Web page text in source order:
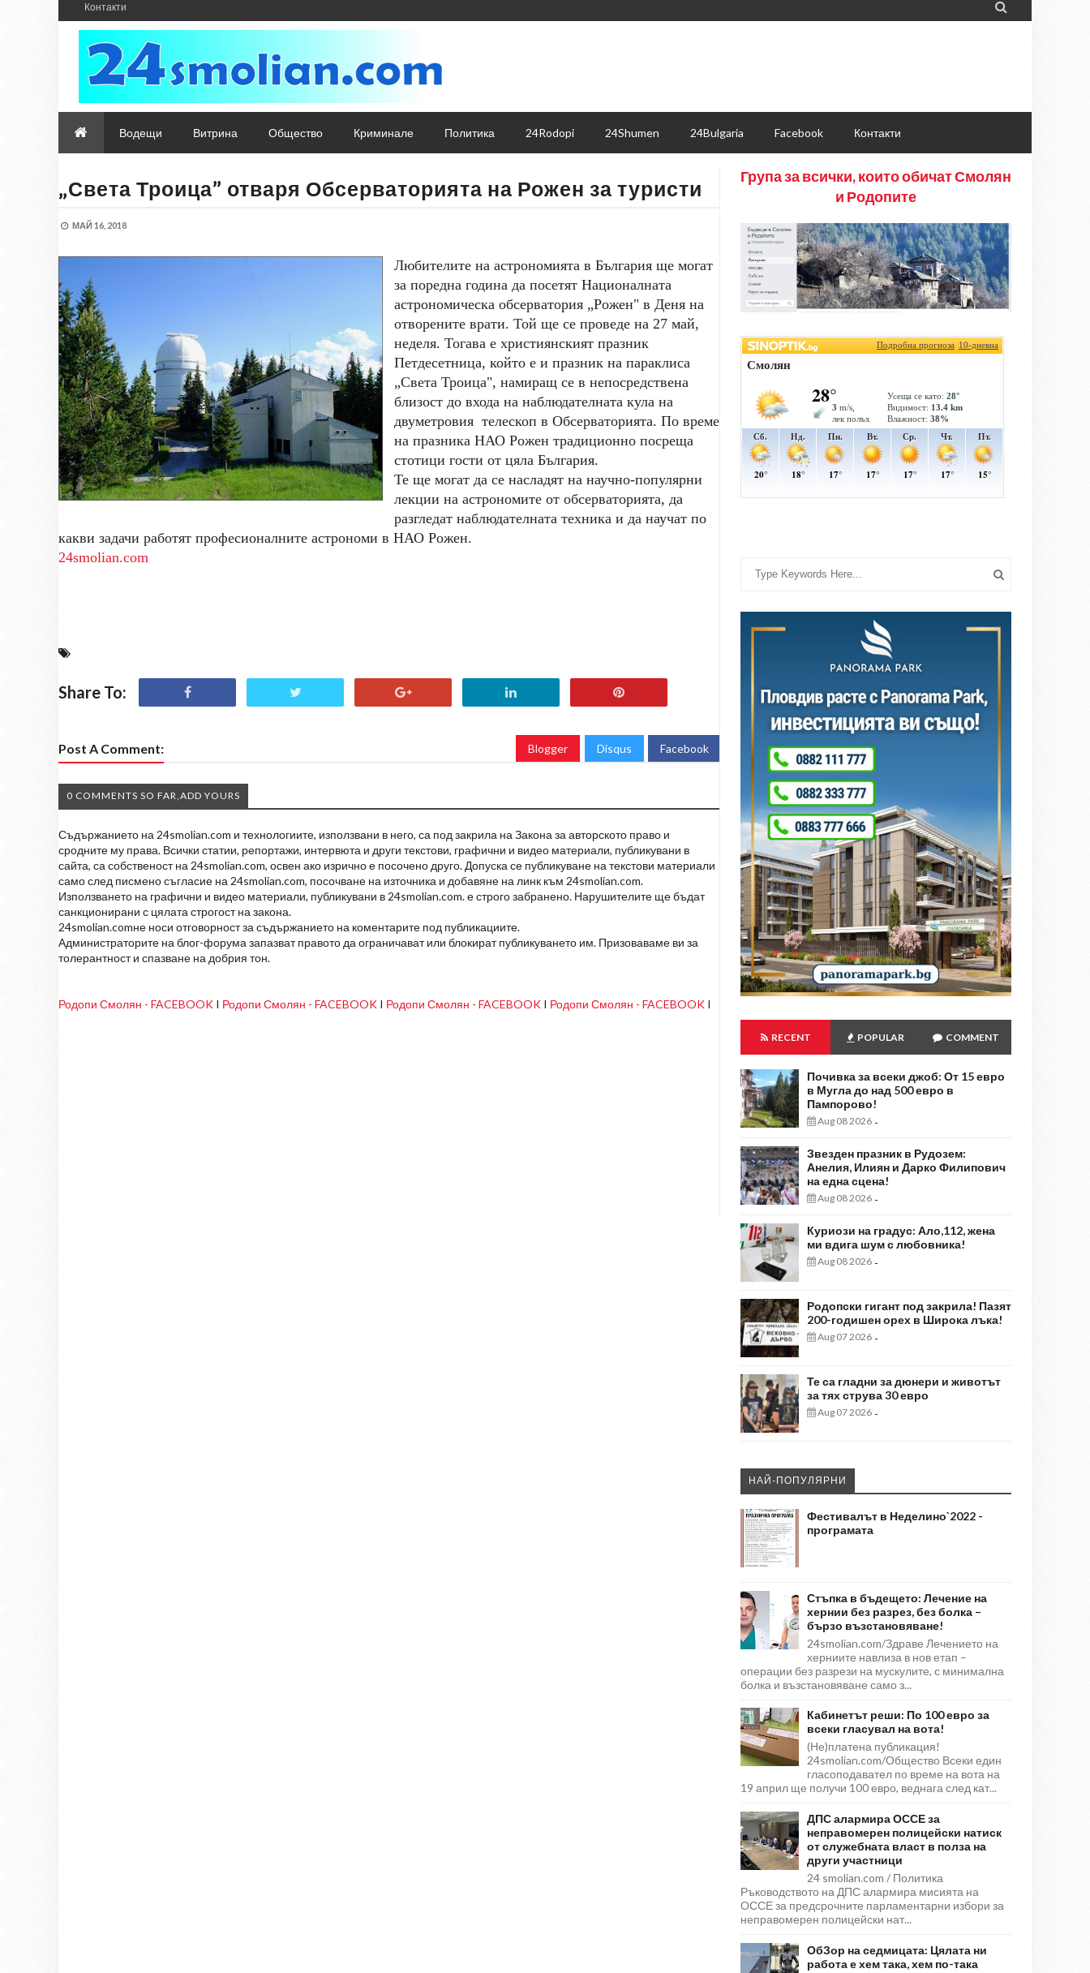
Контакти 
Водещи Витрина Общество Криминале Политика 24Rodopi 24Shumen 24Bulgaria Facebook Контакти
„Света Троица” отваря Обсерваторията на Рожен за туристи
МАЙ 16, 2018
Любителите на астрономията в България ще могат
за поредна година да посетят Националната
астрономическа обсерватория „Рожен" в Деня на
отворените врати. Той ще се проведе на 27 май,
неделя. Тогава е християнският празник
Петдесетница, който е и празник на параклиса
„Света Троица", намиращ се в непосредствена
близост до входа на наблюдателната кула на
двуметровия телескоп в Обсерваторията. По време
на празника НАО Рожен традиционно посреща
стотици гости от цяла България.
Те ще могат да се насладят на научно-популярни
лекции на астрономите от обсерваторията, да
разгледат наблюдателната техника и да научат по
какви задачи работят професионалните астрономи в НАО Рожен.
24smolian.com
Share To:
Post A Comment: Blogger Disqus Facebook
0 COMMENTS SO FAR,ADD YOURS
Съдържанието на 24smolian.com и технологиите, използвани в него, са под закрила на Закона за авторското право и
сродните му права. Всички статии, репортажи, интервюта и други текстови, графични и видео материали, публикувани в
сайта, са собственост на 24smolian.com, освен ако изрично е посочено друго. Допуска се публикуване на текстови материали
само след писмено съгласие на 24smolian.com, посочване на източника и добавяне на линк към 24smolian.com.
Използването на графични и видео материали, публикувани в 24smolian.com. е строго забранено. Нарушителите ще бъдат
санкционирани с цялата строгост на закона.
24smolian.comне носи отговорност за съдържанието на коментарите под публикациите.
Администраторите на блог-форума запазват правото да ограничават или блокират публикуването им. Призоваваме ви за
толерантност и спазване на добрия тон.
Родопи Смолян - FACEBOOK I Родопи Смолян - FACEBOOK I Родопи Смолян - FACEBOOK I Родопи Смолян - FACEBOOK I
Група за всички, които обичат Смолян
и Родопите
RECENT POPULAR COMMENT
Почивка за всеки джоб: От 15 евро
в Мугла до над 500 евро в
Пампорово!
Aug 08 2026 -
Звезден празник в Рудозем:
Анелия, Илиян и Дарко Филипович
на една сцена!
Aug 08 2026 -
Куриози на градус: Ало,112, жена
ми вдига шум с любовника!
Aug 08 2026 -
Родопски гигант под закрила! Пазят
200-годишен орех в Широка лъка!
Aug 07 2026 -
Те са гладни за дюнери и животът
за тях струва 30 евро
Aug 07 2026 -
НАЙ-ПОПУЛЯРНИ
Фестивалът в Неделино`2022 -
програмата
Стъпка в бъдещето: Лечение на
хернии без разрез, без болка –
бързо възстановяване!
24smolian.com/Здраве Лечението на
херниите навлиза в нов етап –
операции без разрези на мускулите, с минимална
болка и възстановяване само з...
Кабинетът реши: По 100 евро за
всеки гласувал на вота!
(Не)платена публикация!
24smolian.com/Общество Всеки един
гласоподавател по време на вота на
19 април ще получи 100 евро, веднага след кат...
ДПС алармира ОССЕ за
неправомерен полицейски натиск
от служебната власт в полза на
други участници
24 smolian.com / Политика
Ръководството на ДПС алармира мисията на
ОССЕ за предсрочните парламентарни избори за
неправомерен полицейски нат...
ОбЗор на седмицата: Цялата ни
работа е хем така, хем по-така